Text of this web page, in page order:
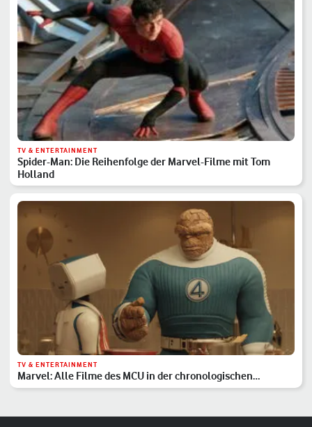
TV & ENTERTAINMENT
Spider-Man: Die Reihenfolge der Marvel-Filme mit Tom
Holland
TV & ENTERTAINMENT
Marvel: Alle Filme des MCU in der chronologischen
Reihenfolge